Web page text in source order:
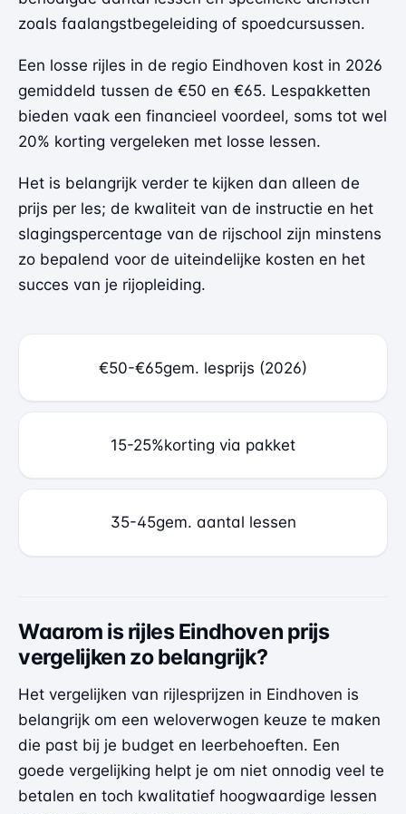
zoals faalangstbegeleiding of spoedcursussen.
Een losse rijles in de regio Eindhoven kost in 2026
gemiddeld tussen de €50 en €65. Lespakketten
bieden vaak een financieel voordeel, soms tot wel
20% korting vergeleken met losse lessen.
Het is belangrijk verder te kijken dan alleen de
prijs per les; de kwaliteit van de instructie en het
slagingspercentage van de rijschool zijn minstens
zo bepalend voor de uiteindelijke kosten en het
succes van je rijopleiding.
€50-€65gem. lesprijs (2026)
15-25%korting via pakket
35-45gem. aantal lessen
Waarom is rijles Eindhoven prijs
vergelijken zo belangrijk?
Het vergelijken van rijlesprijzen in Eindhoven is
belangrijk om een weloverwogen keuze te maken
die past bij je budget en leerbehoeften. Een
goede vergelijking helpt je om niet onnodig veel te
betalen en toch kwalitatief hoogwaardige lessen